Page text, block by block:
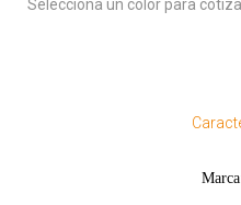
Selecciona un color para